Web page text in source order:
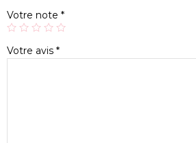
Votre note *
Votre avis *